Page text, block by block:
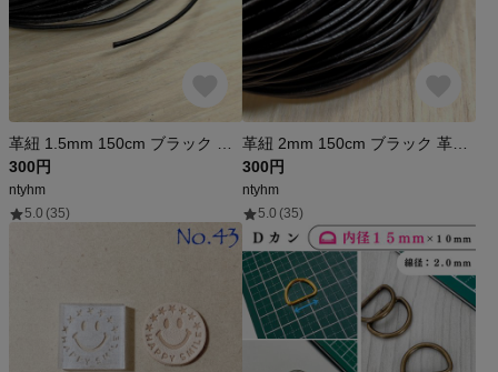
300円
ntyhm
5.0 (35)
300円
ntyhm
5.0 (35)